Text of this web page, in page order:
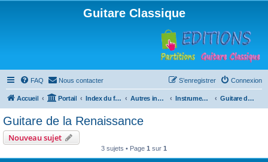
Guitare Classique
FAQ Nous contacter Connexion
S’enregistrer
Accueil Portail Index du forum Autres instruments à cordes pincées, ou styles Instruments anciens Guitare de la Renaissance
Guitare de la Renaissance
Nouveau sujet
3 sujets • Page 1 sur 1